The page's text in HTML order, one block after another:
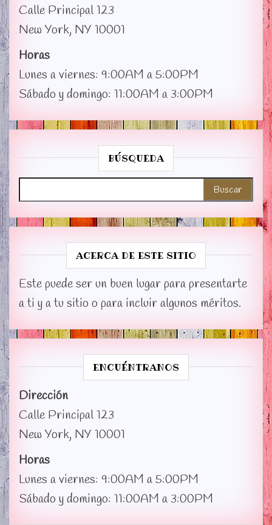
Calle Principal 123
New York, NY 10001
Horas
Lunes a viernes: 9:00AM a 5:00PM
Sábado y domingo: 11:00AM a 3:00PM
BÚSQUEDA
ACERCA DE ESTE SITIO
Este puede ser un buen lugar para presentarte
a ti y a tu sitio o para incluir algunos méritos.
ENCUÉNTRANOS
Dirección
Calle Principal 123
New York, NY 10001
Horas
Lunes a viernes: 9:00AM a 5:00PM
Sábado y domingo: 11:00AM a 3:00PM